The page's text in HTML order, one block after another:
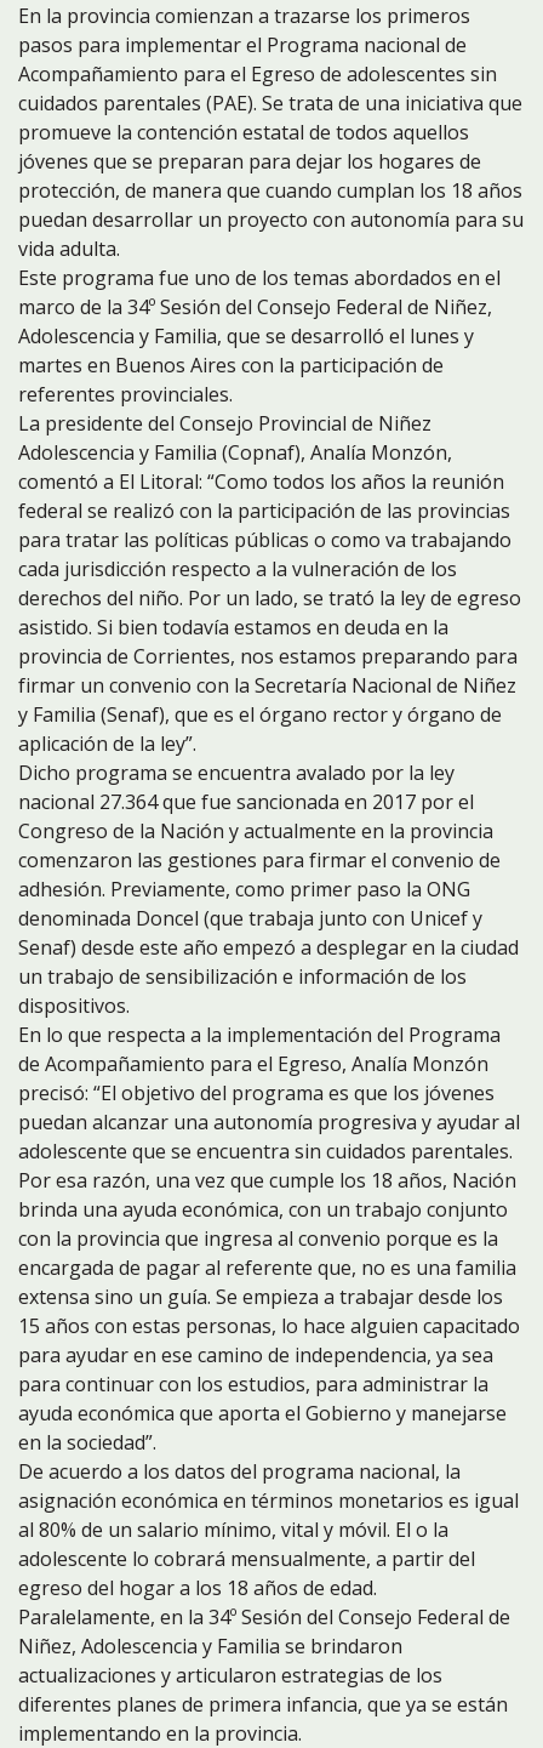
En la provincia comienzan a trazarse los primeros
pasos para implementar el Programa nacional de
Acompañamiento para el Egreso de adolescentes sin
cuidados parentales (PAE). Se trata de una iniciativa que
promueve la contención estatal de todos aquellos
jóvenes que se preparan para dejar los hogares de
protección, de manera que cuando cumplan los 18 años
puedan desarrollar un proyecto con autonomía para su
vida adulta.
Este programa fue uno de los temas abordados en el
marco de la 34º Sesión del Consejo Federal de Niñez,
Adolescencia y Familia, que se desarrolló el lunes y
martes en Buenos Aires con la participación de
referentes provinciales.
La presidente del Consejo Provincial de Niñez
Adolescencia y Familia (Copnaf), Analía Monzón,
comentó a El Litoral: “Como todos los años la reunión
federal se realizó con la participación de las provincias
para tratar las políticas públicas o como va trabajando
cada jurisdicción respecto a la vulneración de los
derechos del niño. Por un lado, se trató la ley de egreso
asistido. Si bien todavía estamos en deuda en la
provincia de Corrientes, nos estamos preparando para
firmar un convenio con la Secretaría Nacional de Niñez
y Familia (Senaf), que es el órgano rector y órgano de
aplicación de la ley”.
Dicho programa se encuentra avalado por la ley
nacional 27.364 que fue sancionada en 2017 por el
Congreso de la Nación y actualmente en la provincia
comenzaron las gestiones para firmar el convenio de
adhesión. Previamente, como primer paso la ONG
denominada Doncel (que trabaja junto con Unicef y
Senaf) desde este año empezó a desplegar en la ciudad
un trabajo de sensibilización e información de los
dispositivos.
En lo que respecta a la implementación del Programa
de Acompañamiento para el Egreso, Analía Monzón
precisó: “El objetivo del programa es que los jóvenes
puedan alcanzar una autonomía progresiva y ayudar al
adolescente que se encuentra sin cuidados parentales.
Por esa razón, una vez que cumple los 18 años, Nación
brinda una ayuda económica, con un trabajo conjunto
con la provincia que ingresa al convenio porque es la
encargada de pagar al referente que, no es una familia
extensa sino un guía. Se empieza a trabajar desde los
15 años con estas personas, lo hace alguien capacitado
para ayudar en ese camino de independencia, ya sea
para continuar con los estudios, para administrar la
ayuda económica que aporta el Gobierno y manejarse
en la sociedad”.
De acuerdo a los datos del programa nacional, la
asignación económica en términos monetarios es igual
al 80% de un salario mínimo, vital y móvil. El o la
adolescente lo cobrará mensualmente, a partir del
egreso del hogar a los 18 años de edad.
Paralelamente, en la 34º Sesión del Consejo Federal de
Niñez, Adolescencia y Familia se brindaron
actualizaciones y articularon estrategias de los
diferentes planes de primera infancia, que ya se están
implementando en la provincia.